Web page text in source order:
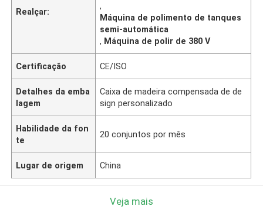
Realçar:
,
Máquina de polimento de tanques
semi-automática
, Máquina de polir de 380 V
Certificação CE/ISO
Detalhes da emba
lagem
Caixa de madeira compensada de de
sign personalizado
Habilidade da fon
te
20 conjuntos por mês
Lugar de origem China
Veja mais